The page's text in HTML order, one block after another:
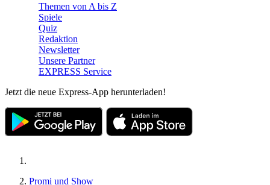
Themen von A bis Z
Spiele
Quiz
Redaktion
Newsletter
Unsere Partner
EXPRESS Service
Jetzt die neue Express-App herunterladen!
Promi und Show